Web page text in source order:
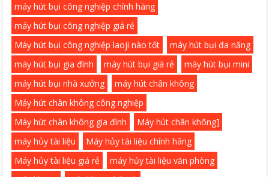
máy hút bụi công nghiệp chính hãng
máy hút bụi công nghiệp giá rẻ
Máy hút bụi công nghiệp laoji nào tốt
máy hút bụi đa năng
máy hút bụi gia đình
máy hút bụi giá rẻ
máy hút bụi mini
máy hút bụi nhà xưởng
máy hút chân không
Máy hút chân không công nghiệp
Máy hút chân không gia đình
Máy hút chân không]
máy hủy tài liệu
Máy hủy tài liệu chính hãng
Máy hủy tài liệu giá rẻ
máy hủy tài liệu văn phòng